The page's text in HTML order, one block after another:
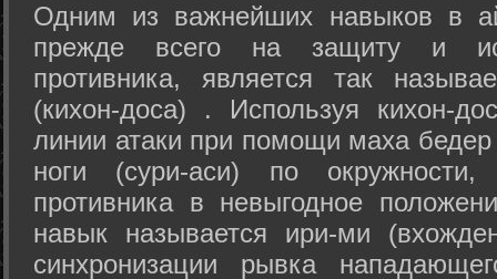
Одним из важнейших навыков в
прежде всего на защиту и
противника, является так
(кихон-доса) . Используя кихон-
линии атаки при помощи маха
ноги (сури-аси) по
противника в невыгодное
навык называется ири-ми
синхронизации рывка